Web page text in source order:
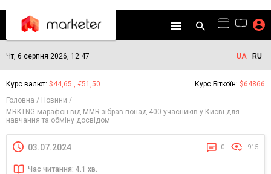
Чт, 6 серпня 2026, 12:47 UA RU
Курс валют: $44,65 , €51,50 Курс Біткоїн: $64866
Головна
Новини
MRKTNG марафон від MMR зібрав понад 400 учасників у Києві для
навчання та обміну досвідом
03.07.2024 0 915
Час читання: 4.1 хв.